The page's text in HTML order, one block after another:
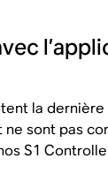
la dernière
ne sont pas
S1